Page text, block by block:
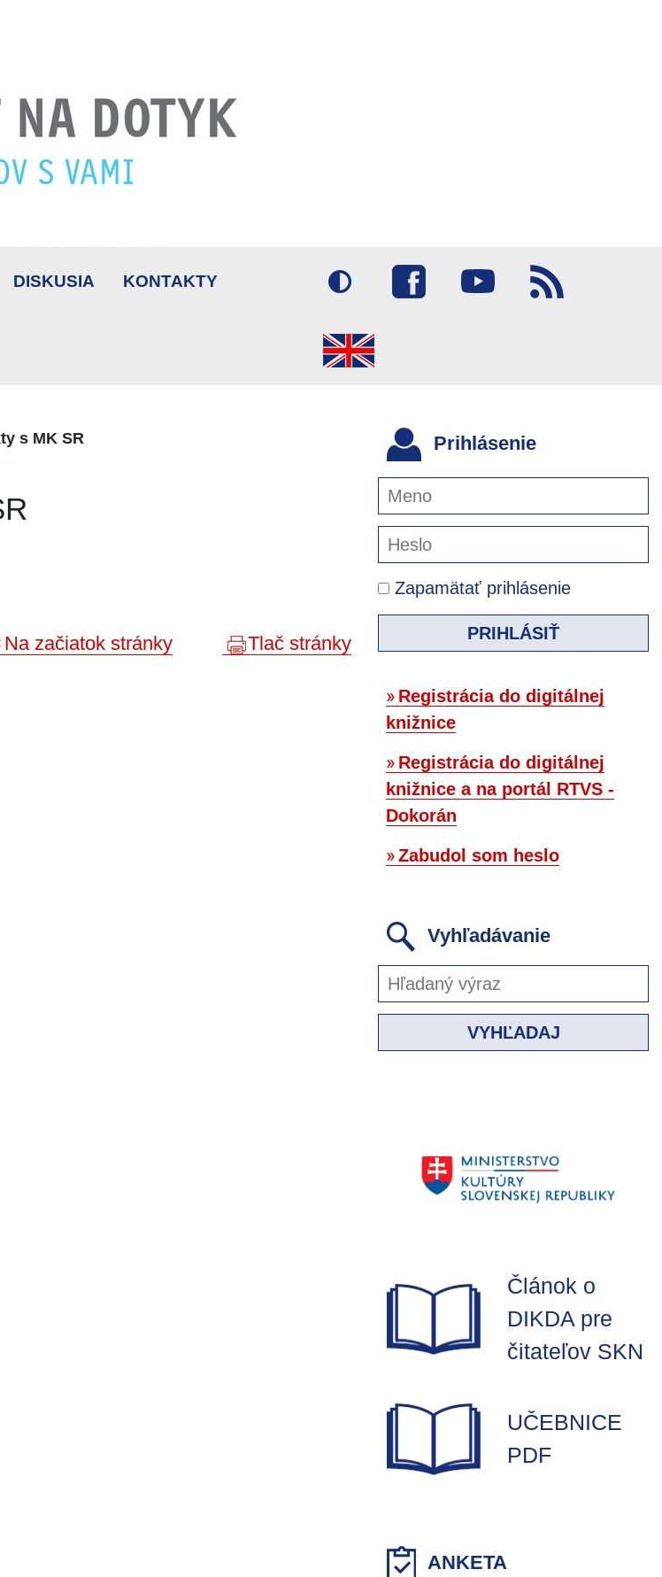
DISKUSIA KONTAKTY
s MK SR
Na začiatok stránky Tlač stránky
Prihlásenie
Zapamätať prihlásenie
PRIHLÁSIŤ
Registrácia do digitálnej
knižnice
Registrácia do digitálnej
knižnice a na portál RTVS -
Dokorán
Zabudol som heslo
Vyhľadávanie
VYHĽADAJ
Článok o
DIKDA pre
čitateľov SKN
UČEBNICE
PDF
ANKETA